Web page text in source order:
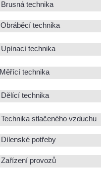
Brusná technika
Obráběcí technika
Upínací technika
Měřící technika
Dělící technika
Technika stlačeného vzduchu
Dílenské potřeby
Zařízení provozů